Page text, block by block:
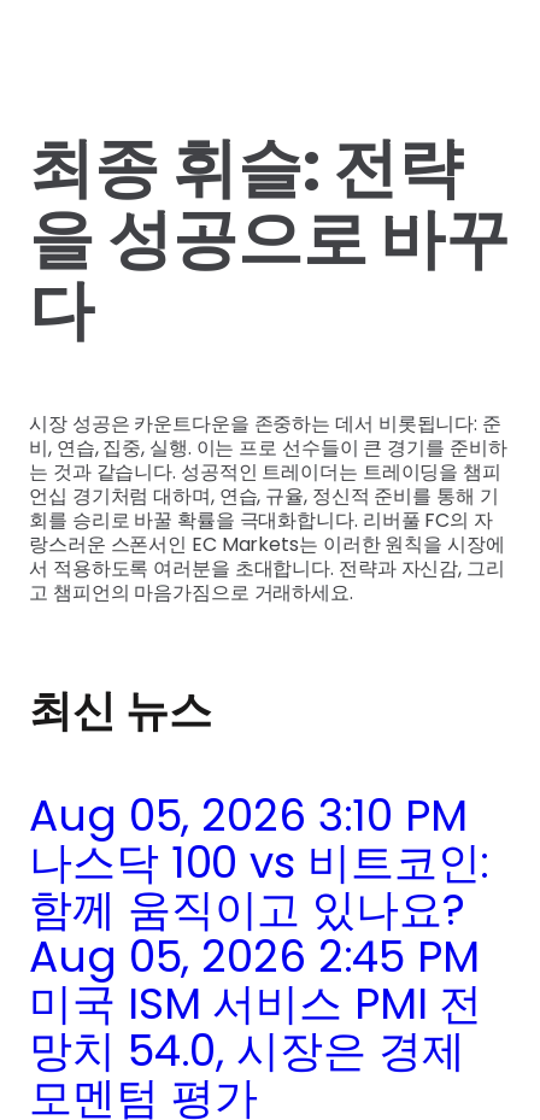
최종 휘슬: 전략
을 성공으로 바꾸
다
시장 성공은 카운트다운을 존중하는 데서 비롯됩니다: 준
비, 연습, 집중, 실행. 이는 프로 선수들이 큰 경기를 준비하
는 것과 같습니다. 성공적인 트레이더는 트레이딩을 챔피
언십 경기처럼 대하며, 연습, 규율, 정신적 준비를 통해 기
회를 승리로 바꿀 확률을 극대화합니다. 리버풀 FC의 자
랑스러운 스폰서인 EC Markets는 이러한 원칙을 시장에
서 적용하도록 여러분을 초대합니다. 전략과 자신감, 그리
고 챔피언의 마음가짐으로 거래하세요.
최신 뉴스
Aug 05, 2026 3:10 PM
나스닥 100 vs 비트코인:
함께 움직이고 있나요?
Aug 05, 2026 2:45 PM
미국 ISM 서비스 PMI 전
망치 54.0, 시장은 경제
모멘텀 평가